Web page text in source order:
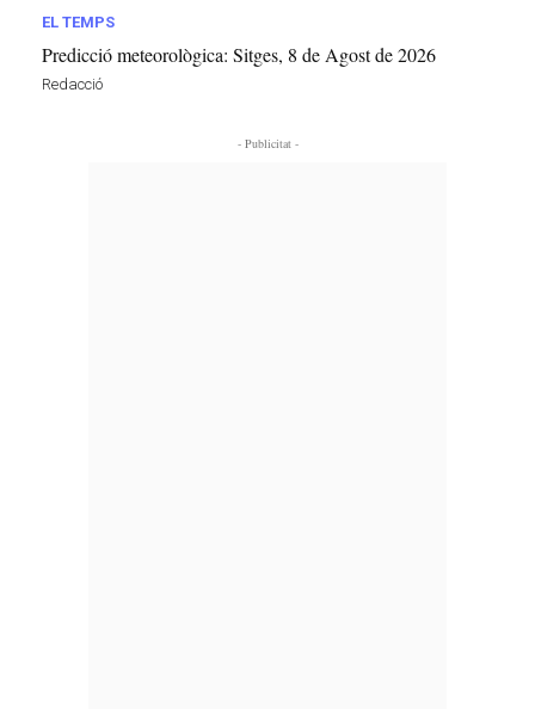
EL TEMPS
Predicció meteorològica: Sitges, 8 de Agost de 2026
Redacció
- Publicitat -